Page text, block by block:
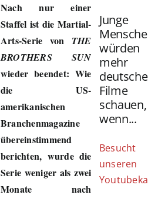
Nach nur einer
Staffel ist die Martial-
Arts-Serie von THE
BROTHERS SUN
wieder beendet: Wie
die US-
amerikanischen
Branchenmagazine
übereinstimmend
berichten, wurde die
Serie weniger als zwei
Monate nach
Junge
würden
mehr
deutsche
Filme
schauen,
wenn...
Besucht
unseren